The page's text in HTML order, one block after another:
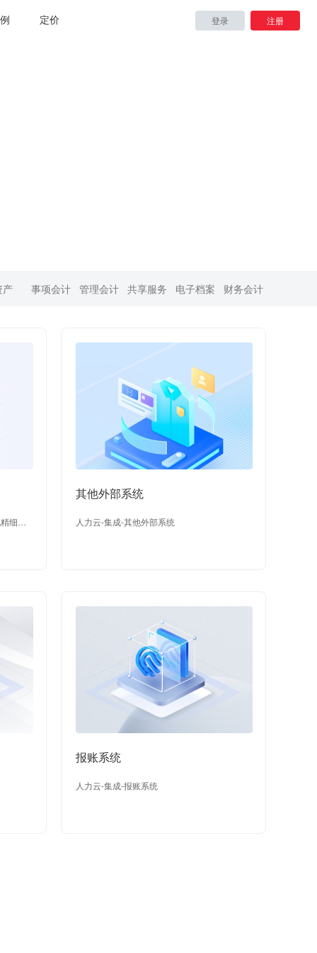
定价 登录 注册
产 事项会计 管理会计 共享服务 电子档案 财务会计
细化
其他外部系统
人力云-集成-其他外部系统
报账系统
人力云-集成-报账系统